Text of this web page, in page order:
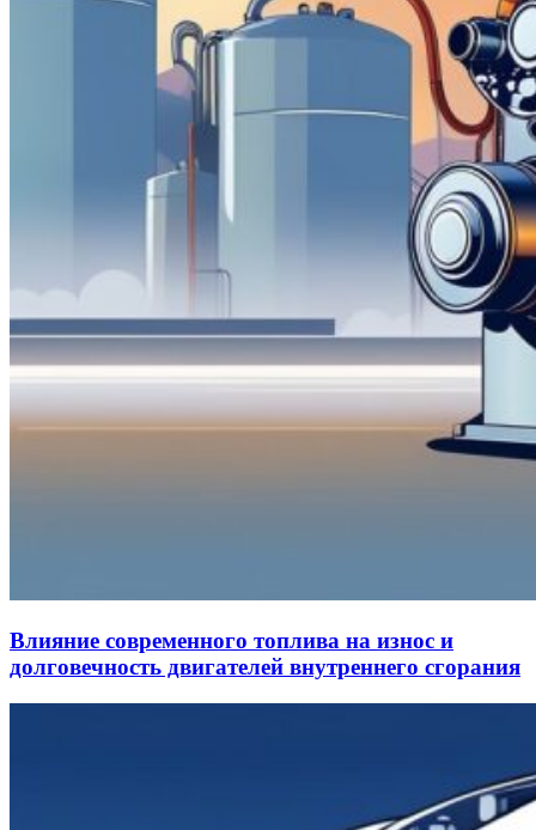
Влияние современного топлива на износ и
долговечность двигателей внутреннего сгорания